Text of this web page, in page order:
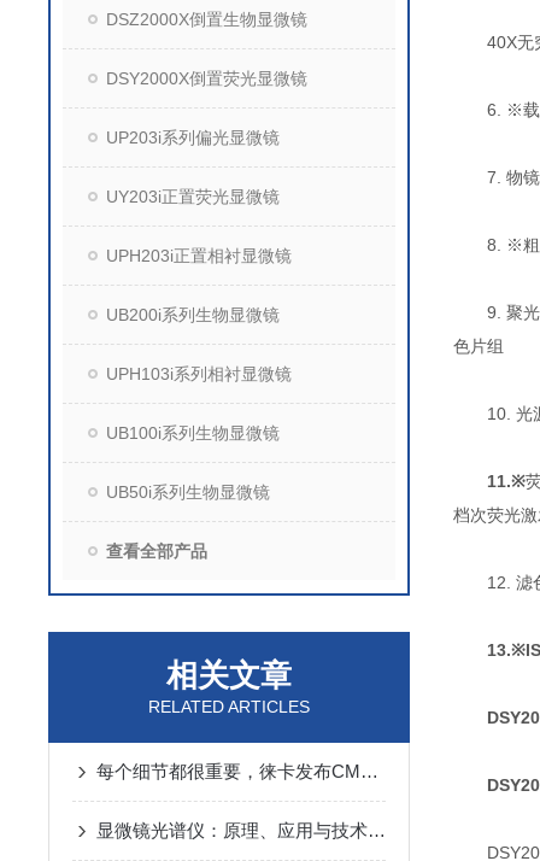
DSZ2000X倒置生物显微镜
DSY2000X倒置荧光显微镜
UP203i系列偏光显微镜
UY203i正置荧光显微镜
UPH203i正置相衬显微镜
UB200i系列生物显微镜
UPH103i系列相衬显微镜
UB100i系列生物显微镜
UB50i系列生物显微镜
查看全部产品
相关文章
RELATED ARTICLES
每个细节都很重要，徕卡发布CMOS 彩色数字显微摄像头DMC5400
显微镜光谱仪：原理、应用与技术进展
40X无穷
6. ※载物
7. 物镜
8. ※粗微
9. 聚光镜
色片组
10. 光源
11.※
档次荧光
12. 滤色
13.